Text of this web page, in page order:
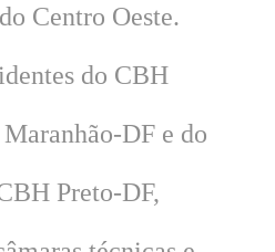
Centro Oeste.
do CBH
DF e do
Preto-DF,